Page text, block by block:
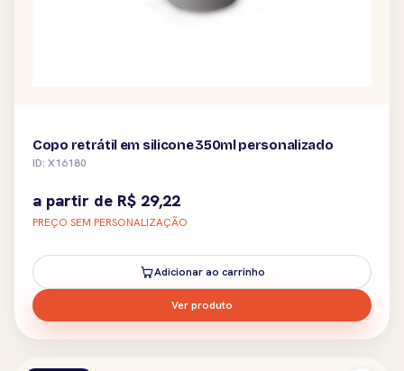
Copo retrátil em silicone 350ml personalizado
ID: X16180
a partir de R$ 29,22
PREÇO SEM PERSONALIZAÇÃO
Adicionar ao carrinho
Ver produto